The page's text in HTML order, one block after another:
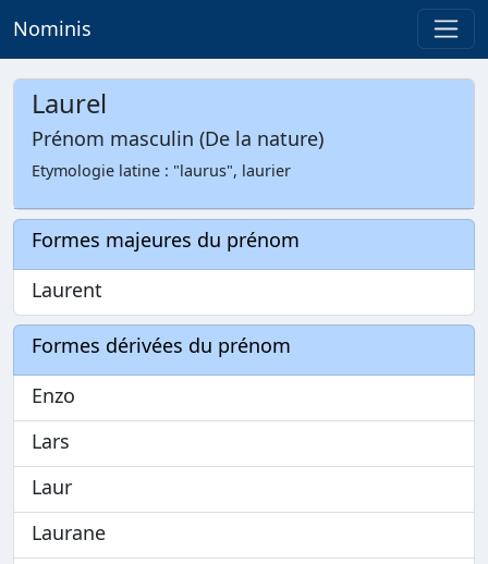
Nominis
Laurel
Prénom masculin (De la nature)
Etymologie latine : "laurus", laurier
Formes majeures du prénom
Laurent
Formes dérivées du prénom
Enzo
Lars
Laur
Laurane